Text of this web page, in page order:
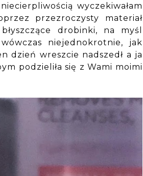
wyczekiwałam
przezroczysty materiał
drobinki, na myśl
niejednokrotnie, jak
dzień wreszcie nadszedł a ja
podzieliła się z Wami moimi